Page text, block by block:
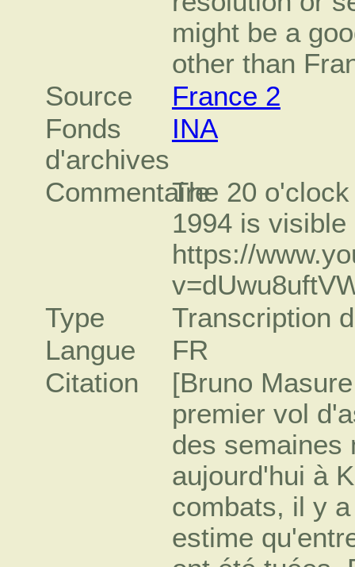
might be a
other than
Source
France 2
Fonds
d'archives
INA
CommentaireThe 20
1994 is
https://
Type
Transcription
Langue
FR
Citation
[Bruno
premier vol
des semaines
aujourd'hui à
combats, il y
estime